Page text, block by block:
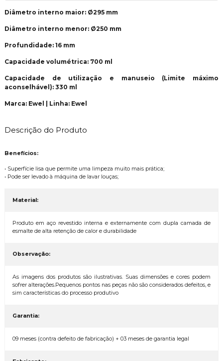
Diâmetro interno maior: Ø295 mm
Diâmetro interno menor: Ø250 mm
Profundidade: 16 mm
Capacidade volumétrica: 700 ml
Capacidade de utilização e manuseio (Limite máximo
aconselhável): 330 ml
Marca: Ewel | Linha: Ewel
Descrição do Produto
Benefícios:
• Superfície lisa que permite uma limpeza muito mais prática;
• Pode ser levado à máquina de lavar louças;
Material:
Produto em aço revestido interna e externamente com dupla camada de
esmalte de alta retenção de calor e durabilidade
Observação:
As imagens dos produtos são ilustrativas. Suas dimensões e cores podem
sofrer alterações.Pequenos pontos nas peças não são considerados defeitos, e
sim características do processo produtivo
Garantia:
09 meses (contra defeito de fabricação) + 03 meses de garantia legal